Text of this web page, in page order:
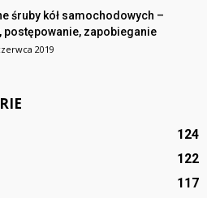
śruby kół samochodowych –
postępowanie, zapobieganie
2019
124
122
117